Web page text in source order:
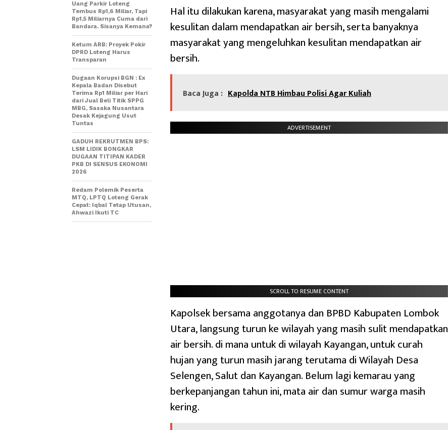
Hal itu dilakukan karena, masyarakat yang masih mengalami
kesulitan dalam mendapatkan air bersih, serta banyaknya
masyarakat yang mengeluhkan kesulitan mendapatkan air
bersih.
Baca Juga : Kapolda NTB Himbau Polisi Agar Kuliah
ADVERTISEMENT
SCROLL TO RESUME CONTENT
Kapolsek bersama anggotanya dan BPBD Kabupaten Lombok
Utara, langsung turun ke wilayah yang masih sulit mendapatkan
air bersih. di mana untuk di wilayah Kayangan, untuk curah
hujan yang turun masih jarang terutama di Wilayah Desa
Selengen, Salut dan Kayangan. Belum lagi kemarau yang
berkepanjangan tahun ini, mata air dan sumur warga masih
kering.
Uang Parkir Loteng
Tembus Rp1,6 Miliar, Tapi
Rp1,5 Miliarnya Cuma dari
Bandara. Sisanya Kemana?
Ketum ARB: Proyek Pokir
DPRD Loteng Harus
Transparan
Dugaan Korupsi BGN : Ex
Kepala Badan Disebut
Terima Rp1 Miliar per Hari
dari Jual Beli Titik SPPG
MBG, Sasaka Nusantara
Desak Kejagung Usut
Tuntas
GADUH REKRUTMEN BPS:
LSM LIDIK BONGKAR
DUGAAN TITIPAN KADER
PKB DI SENSUS EKONOMI
2026
Redam Polemik Peserta
MTQ, LPTQ Loteng Gerak
Cepat: Iqbal Tetap Utusan,
Ahwazi Ikuti TC